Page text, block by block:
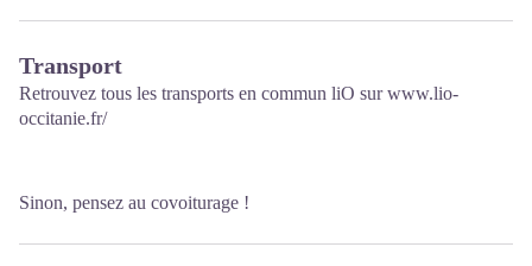
Transport
Retrouvez tous les transports en commun liO surwww.lio-
occitanie.fr/
Sinon, pensez au covoiturage !